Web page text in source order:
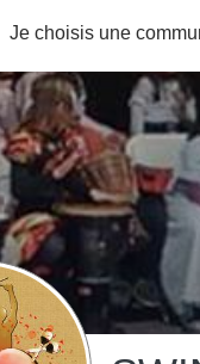
Je choisis une